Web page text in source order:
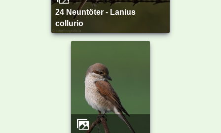
24 Neuntöter - Lanius
collurio